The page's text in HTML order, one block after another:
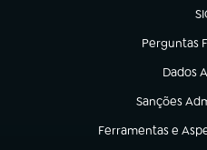
Perguntas
(abre em
Dados
(abre
Sanções
(abre em
Ferramentas e
(abre em nova aba)